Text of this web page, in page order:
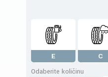
E C
Odaberite količinu